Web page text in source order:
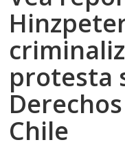
protesta
Chile